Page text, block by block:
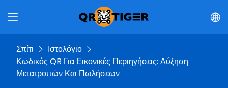
Σπίτι
Ιστολόγιο
Κωδικός QR Για Εικονικές Περιηγήσεις: Αύξηση
Μετατροπών Και Πωλήσεων